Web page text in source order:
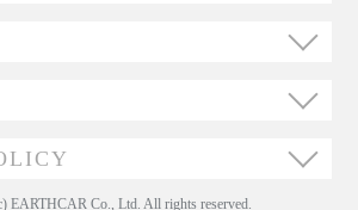
EARTHCAR Co., Ltd. All rights reserved.